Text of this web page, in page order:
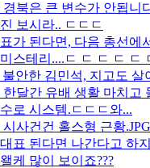
경북은 큰 변수가 안됩니
보시라.. ㄷㄷㄷ
가 된다면, 다음 총선에
스테리....ㄷ ㄷ ㄷ ㄷ ㄷ
안한 김민석, 지고도 살
달간 유배 생활 마치고
로 시스템.ㄷㄷㄷ와...
시사건건 홀스형 근황.JPG
표 된다면 나간다고 하
케 많이 보이죠???